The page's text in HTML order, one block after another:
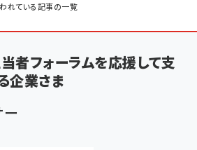
れている記事の一覧
者フォーラムを応援して支
企業さま
ー